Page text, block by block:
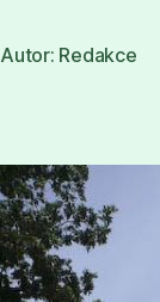
Autor: Redakce